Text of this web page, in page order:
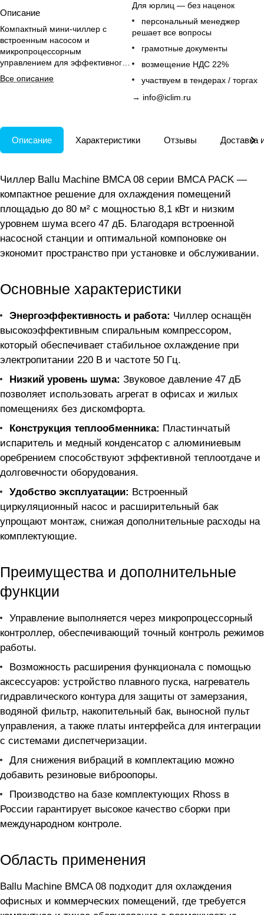
Описание
Компактный мини-чиллер с
встроенным насосом и
микропроцессорным
управлением для эффективного
охлаждения помещений до 80
м².
Все описание
Для юрлиц — без наценок
персональный менеджер
решает все вопросы
грамотные документы
возмещение НДС 22%
участвуем в тендерах / торгах
→ info@iclim.ru
Описание Характеристики Отзывы Доставка
Чиллер Ballu Machine BMCA 08 серии BMCA PACK —
компактное решение для охлаждения помещений
площадью до 80 м² с мощностью 8,1 кВт и низким
уровнем шума всего 47 дБ. Благодаря встроенной
насосной станции и оптимальной компоновке он
экономит пространство при установке и обслуживании.
Основные характеристики
Энергоэффективность и работа: Чиллер оснащён
высокоэффективным спиральным компрессором,
который обеспечивает стабильное охлаждение при
электропитании 220 В и частоте 50 Гц.
Низкий уровень шума: Звуковое давление 47 дБ
позволяет использовать агрегат в офисах и жилых
помещениях без дискомфорта.
Конструкция теплообменника: Пластинчатый
испаритель и медный конденсатор с алюминиевым
оребрением способствуют эффективной теплоотдаче и
долговечности оборудования.
Удобство эксплуатации: Встроенный
циркуляционный насос и расширительный бак
упрощают монтаж, снижая дополнительные расходы на
комплектующие.
Преимущества и дополнительные
функции
Управление выполняется через микропроцессорный
контроллер, обеспечивающий точный контроль режимов
работы.
Возможность расширения функционала с помощью
аксессуаров: устройство плавного пуска, нагреватель
гидравлического контура для защиты от замерзания,
водяной фильтр, накопительный бак, выносной пульт
управления, а также платы интерфейса для интеграции
с системами диспетчеризации.
Для снижения вибраций в комплектацию можно
добавить резиновые виброопоры.
Производство на базе комплектующих Rhoss в
России гарантирует высокое качество сборки при
международном контроле.
Область применения
Ballu Machine BMCA 08 подходит для охлаждения
офисных и коммерческих помещений, где требуется